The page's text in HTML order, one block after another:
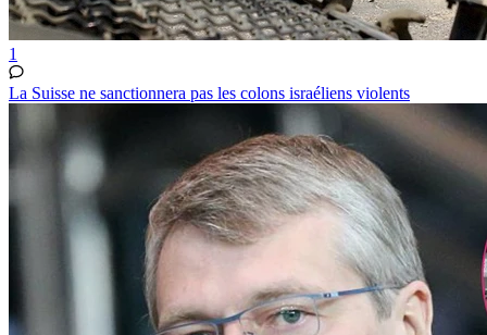
1
La Suisse ne sanctionnera pas les colons israéliens violents